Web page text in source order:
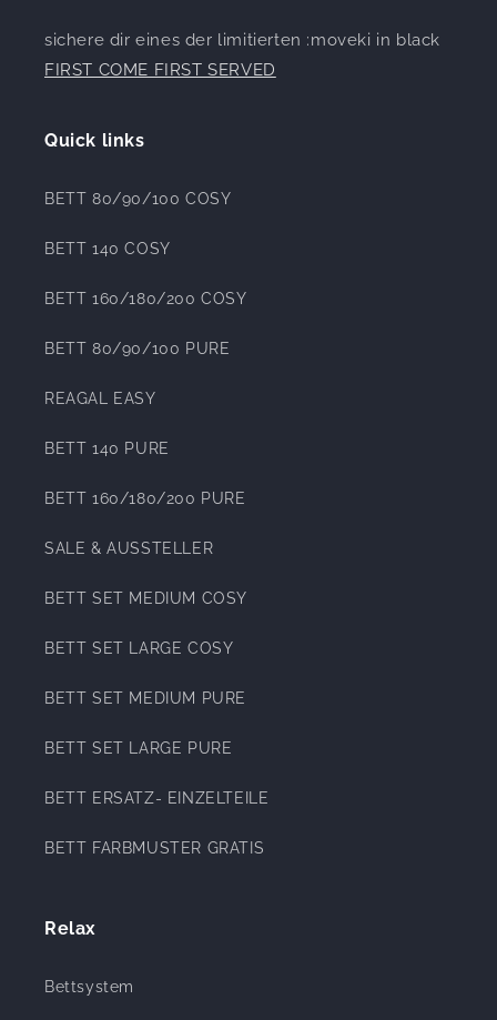
sichere dir eines der limitierten :moveki in black
FIRST COME FIRST SERVED
Quick links
BETT 80/90/100 COSY
BETT 140 COSY
BETT 160/180/200 COSY
BETT 80/90/100 PURE
REAGAL EASY
BETT 140 PURE
BETT 160/180/200 PURE
SALE & AUSSTELLER
BETT SET MEDIUM COSY
BETT SET LARGE COSY
BETT SET MEDIUM PURE
BETT SET LARGE PURE
BETT ERSATZ- EINZELTEILE
BETT FARBMUSTER GRATIS
Relax
Bettsystem